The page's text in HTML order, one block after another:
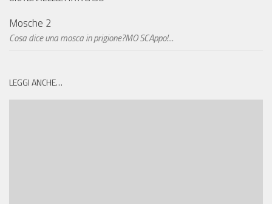
Mosche 2
Cosa dice una mosca in prigione?MO SCAppo!...
LEGGI ANCHE…